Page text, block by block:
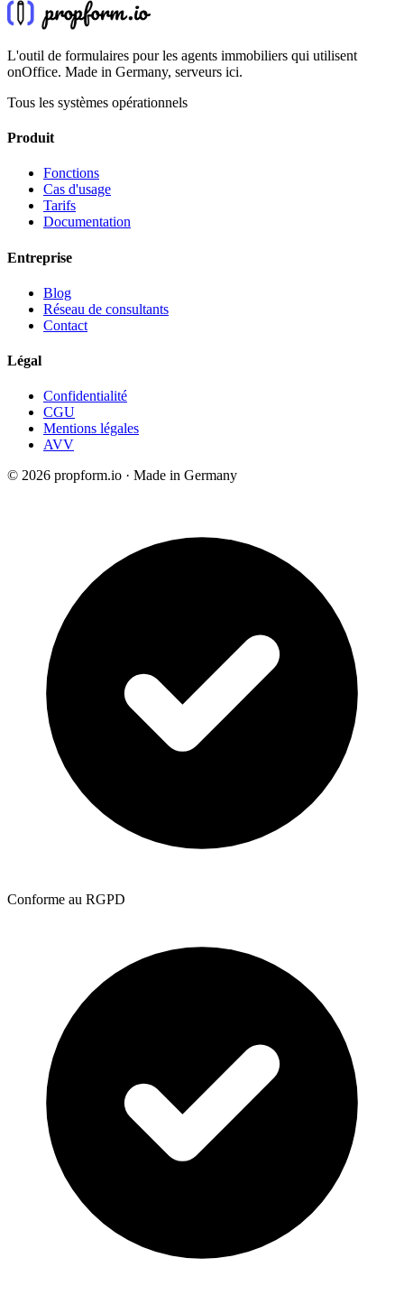
L'outil de formulaires pour les agents immobiliers qui utilisent
onOffice. Made in Germany, serveurs ici.
Tous les systèmes opérationnels
Produit
Fonctions
Cas d'usage
Tarifs
Documentation
Entreprise
Blog
Réseau de consultants
Contact
Légal
Confidentialité
CGU
Mentions légales
AVV
© 2026 propform.io · Made in Germany
Conforme au RGPD